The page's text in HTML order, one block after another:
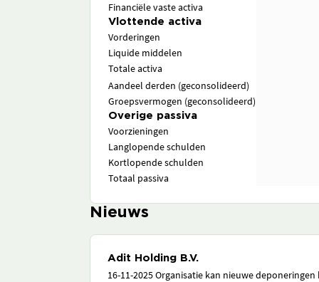
Financiële vaste activa
Vlottende activa
Vorderingen
Liquide middelen
Totale activa
Aandeel derden (geconsolideerd)
Groepsvermogen (geconsolideerd)
Overige passiva
Voorzieningen
Langlopende schulden
Kortlopende schulden
Totaal passiva
Nieuws
Adit Holding B.V.
16-11-2025 Organisatie kan nieuwe